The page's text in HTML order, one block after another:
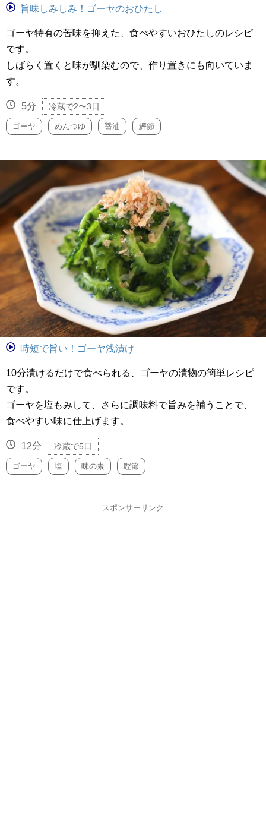
旨味しみしみ！ゴーヤのおひたし
ゴーヤ特有の苦味を抑えた、食べやすいおひたしのレシピ
です。
しばらく置くと味が馴染むので、作り置きにも向いていま
す。
5分 冷蔵で2〜3日
ゴーヤ めんつゆ 醤油 鰹節
時短で旨い！ゴーヤ浅漬け
10分漬けるだけで食べられる、ゴーヤの漬物の簡単レシピ
です。
ゴーヤを塩もみして、さらに調味料で旨みを補うことで、
食べやすい味に仕上げます。
12分 冷蔵で5日
ゴーヤ 塩 味の素 鰹節
スポンサーリンク